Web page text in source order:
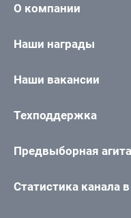
О компании
Наши награды
Наши вакансии
Техподдержка
Предвыборная
Статистика канала